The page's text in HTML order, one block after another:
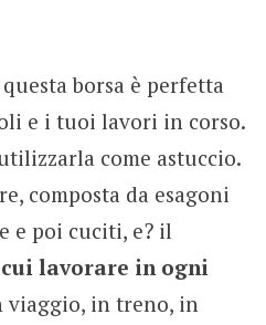
questa borsa è perfetta
e i tuoi lavori in corso.
come astuccio.
composta da esagoni
e poi cuciti, e? il
lavorare in ogni
viaggio, in treno, in